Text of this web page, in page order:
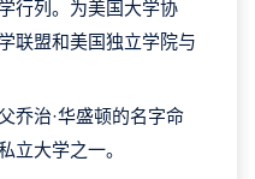
行列。为美国大学协
联盟和美国独立学院与
乔治·华盛顿的名字命
立大学之一。